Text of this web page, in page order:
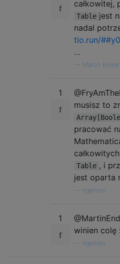
całkowitej,
Table jest
nadal
tio.run/
…
Martin Ender
1
musisz to
pracować
Table , i
jest oparta
ngenisis
1
winien colę
ngenisis